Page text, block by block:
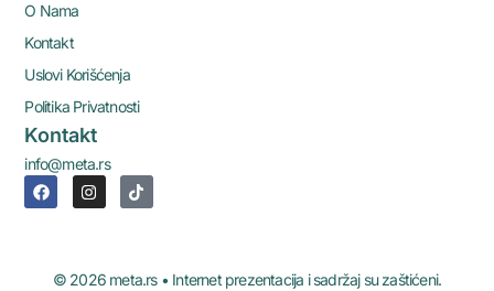
O Nama
Kontakt
Uslovi Korišćenja
Politika Privatnosti
Kontakt
info@meta.rs
© 2026 meta.rs • Internet prezentacija i sadržaj su zaštićeni.